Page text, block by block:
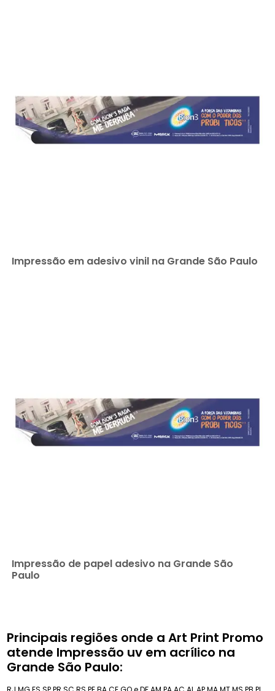
Impressão em adesivo vinil na Grande São Paulo
Impressão de papel adesivo na Grande São
Paulo
Principais regiões onde a Art Print Promo
atende Impressão uv em acrílico na
Grande São Paulo: